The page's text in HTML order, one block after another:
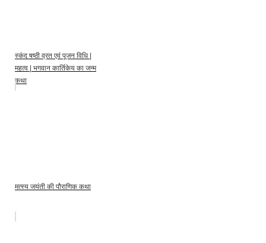
स्कंद षष्ठी व्रत एवं पूजन विधि |
महत्व | भगवान कार्तिकेय का जन्म
कथा
मत्स्य जयंती की पौराणिक कथा